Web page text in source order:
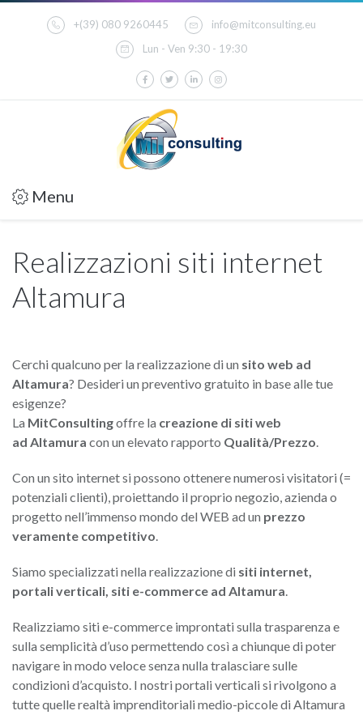
+(39) 080 9260445
info@mitconsulting.eu
Lun - Ven 9:30 - 19:30
Menu
Realizzazioni siti internet
Altamura
Cerchi qualcuno per la realizzazione di un sito web ad
Altamura? Desideri un preventivo gratuito in base alle tue
esigenze?
La MitConsultingoffre la creazione di siti web
ad Altamura con un elevato rapporto Qualità/Prezzo.
Con un sito internet si possono ottenere numerosi visitatori (=
potenziali clienti), proiettando il proprio negozio, azienda o
progetto nell’immenso mondo del WEB ad un prezzo
veramente competitivo.
Siamo specializzati nella realizzazione di siti internet,
portali verticali, siti e-commerce ad Altamura.
Realizziamo siti e-commerce improntati sulla trasparenza e
sulla semplicità d’uso permettendo così a chiunque di poter
navigare in modo veloce senza nulla tralasciare sulle
condizioni d’acquisto. I nostri portali verticali si rivolgono a
tutte quelle realtà imprenditoriali medio-piccole di Altamura